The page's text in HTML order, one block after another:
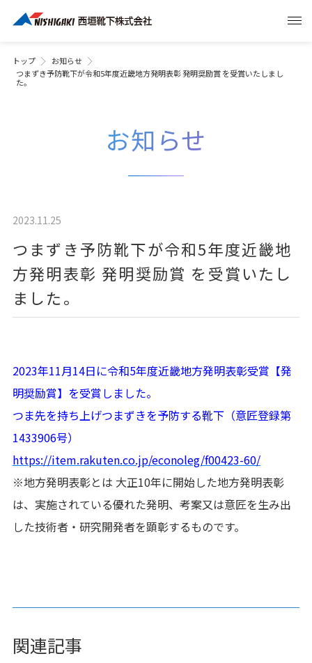
トップ
お知らせ
つまずき予防靴下が令和5年度近畿地方発明表彰 発明奨励賞 を受賞いたしまし
た。
お知らせ
2023.11.25
つまずき予防靴下が令和5年度近畿地
方発明表彰 発明奨励賞 を受賞いたし
ました。
2023年11月14日に令和5年度近畿地方発明表彰受賞【発
明奨励賞】を受賞しました。
つま先を持ち上げつまずきを予防する靴下（意匠登録第
1433906号）
https://item.rakuten.co.jp/econoleg/f00423-60/
※地方発明表彰とは 大正10年に開始した地方発明表彰
は、実施されている優れた発明、考案又は意匠を生み出
した技術者・研究開発者を顕彰するものです。
関連記事